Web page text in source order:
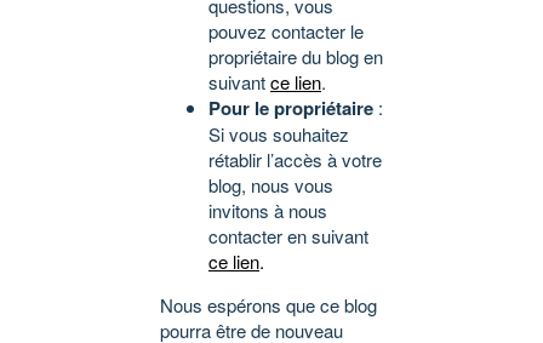
questions, vous
pouvez contacter le
propriétaire du blog en
suivantce lien.
Pour le propriétaire :
Si vous souhaitez
rétablir l’accès à votre
blog, nous vous
invitons à nous
contacter en suivant
ce lien.
Nous espérons que ce blog
pourra être de nouveau